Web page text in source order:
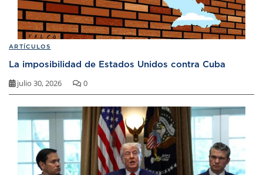
ARTÍCULOS
La imposibilidad de Estados Unidos contra Cuba
julio 30, 2026 0